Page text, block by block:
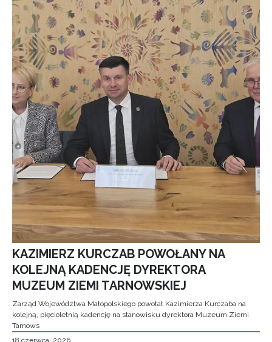
KAZIMIERZ KURCZAB POWOŁANY NA
KOLEJNĄ KADENCJĘ DYREKTORA
MUZEUM ZIEMI TARNOWSKIEJ
Zarząd Województwa Małopolskiego powołał Kazimierza Kurczaba na
kolejną, pięcioletnią kadencję na stanowisku dyrektora Muzeum Ziemi
Tarnows
18 czerwca, 2026